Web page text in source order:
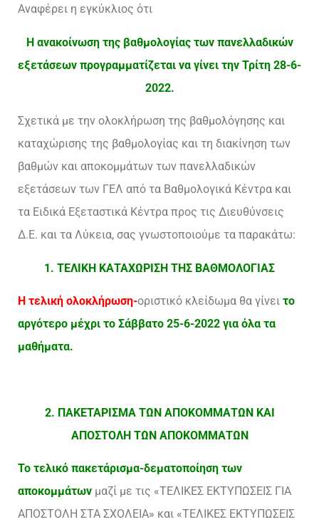
Αναφέρει η εγκύκλιος ότι
Η ανακοίνωση της βαθμολογίας των πανελλαδικών
εξετάσεων προγραμματίζεται να γίνει την Τρίτη 28-6-
2022.
Σχετικά με την ολοκλήρωση της βαθμολόγησης και
καταχώρισης της βαθμολογίας και τη διακίνηση των
βαθμών και αποκομμάτων των πανελλαδικών
εξετάσεων των ΓΕΛ από τα Βαθμολογικά Κέντρα και
τα Ειδικά Εξεταστικά Κέντρα προς τις Διευθύνσεις
Δ.Ε. και τα Λύκεια, σας γνωστοποιούμε τα παρακάτω:
1. ΤΕΛΙΚΗ ΚΑΤΑΧΩΡΙΣΗ ΤΗΣ ΒΑΘΜΟΛΟΓΙΑΣ
Η τελική ολοκλήρωση-οριστικό κλείδωμα θα γίνει το
αργότερο μέχρι το Σάββατο 25-6-2022 για όλα τα
μαθήματα.
2. ΠΑΚΕΤΑΡΙΣΜΑ ΤΩΝ ΑΠΟΚΟΜΜΑΤΩΝ ΚΑΙ
ΑΠΟΣΤΟΛΗ ΤΩΝ ΑΠΟΚΟΜΜΑΤΩΝ
Το τελικό πακετάρισμα-δεματοποίηση των
αποκομμάτων μαζί με τις «ΤΕΛΙΚΕΣ ΕΚΤΥΠΩΣΕΙΣ ΓΙΑ
ΑΠΟΣΤΟΛΗ ΣΤΑ ΣΧΟΛΕΙΑ» και «ΤΕΛΙΚΕΣ ΕΚΤΥΠΩΣΕΙΣ